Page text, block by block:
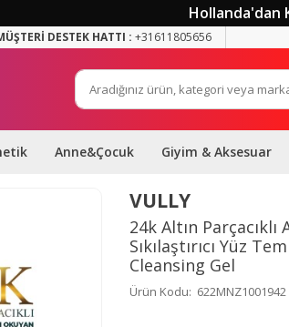
Hollanda'dan
DESTEK HATTI : +31611805656
Anne&Çocuk Giyim & Aksesuar
VULLY
24k Altın Parçacıklı
Sıkılaştırıcı Yüz
Cleansing Gel
Ürün Kodu: 622MNZ1001942